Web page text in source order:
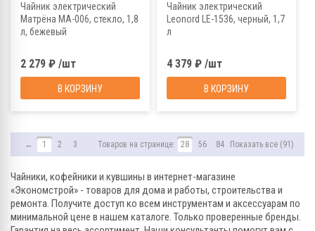
Чайник электрический
Матрёна MA-006, стекло, 1,8
л, бежевый
2 279 ₽ /шт
В КОРЗИНУ
Чайник электрический
Leonord LE-1536, черный, 1,7
л
4 379 ₽ /шт
В КОРЗИНУ
← 1 2 3 →
Товаров на странице: 28 56 84 Показать все (91)
Чайники, кофейники и кувшины в интернет-магазине
«Экономстрой» - товаров для дома и работы, строительства и
ремонта. Получите доступ ко всем инструментам и аксессуарам по
минимальной цене в нашем каталоге. Только проверенные бренды.